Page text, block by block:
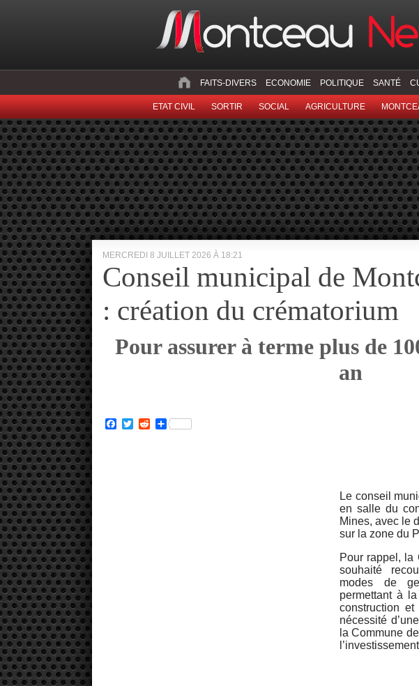
FAITS-DIVERS ECONOMIE POLITIQUE SANTÉ
ETAT CIVIL SORTIR SOCIAL AGRICULTURE
MERCREDI 8 JUILLET 2026 À 18:21
Conseil municipal de
: création du crématorium
Pour assurer à terme plus de
an
Facebook
TwitterRedditPartager
Le conseil
en salle du
Mines, avec le
sur la zone du
Pour rappel, la
souhaité
modes de
permettant à
construction et
nécessité
la Commune